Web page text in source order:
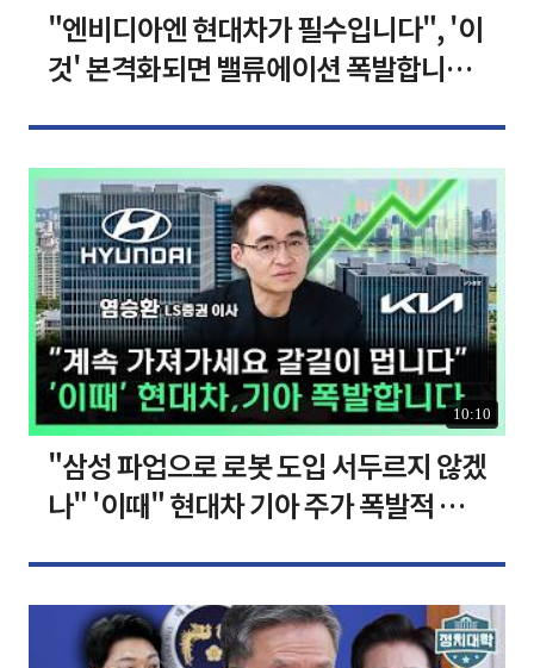
"엔비디아엔 현대차가 필수입니다", '이
것' 본격화되면 밸류에이션 폭발합니다
10:10
"삼성 파업으로 로봇 도입 서두르지 않겠
나" '이때" 현대차 기아 주가 폭발적 성